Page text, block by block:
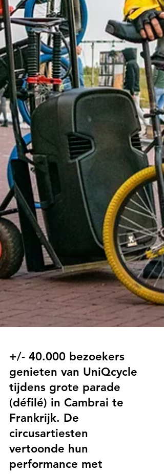
+/- 40.000 bezoekers
genieten van UniQcycle
tijdens grote parade
(défilé) in Cambrai te
Frankrijk. De